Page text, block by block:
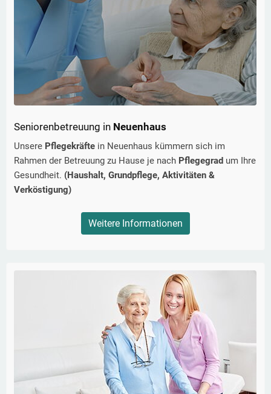
Seniorenbetreuung in Neuenhaus
Unsere Pflegekräfte in Neuenhaus kümmern sich im
Rahmen der Betreuung zu Hause je nach Pflegegrad um Ihre
Gesundheit. (Haushalt, Grundpflege, Aktivitäten &
Verköstigung)
Weitere Informationen